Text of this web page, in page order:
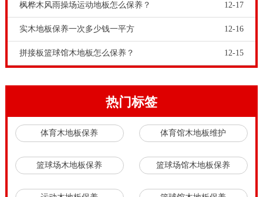
枫桦木风雨操场运动地板怎么保养？ 12-17
实木地板保养一次多少钱一平方 12-16
拼接板篮球馆木地板怎么保养？ 12-15
热门标签
体育木地板保养 体育馆木地板维护
篮球场木地板保养 篮球场馆木地板保养